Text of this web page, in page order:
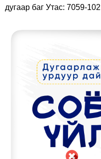
дугаар баг Утас: 7059-102